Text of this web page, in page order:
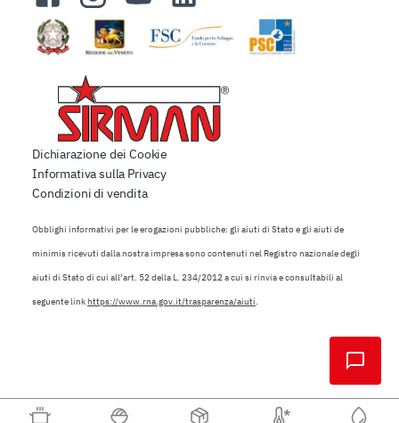
Dichiarazione dei Cookie
Informativa sulla Privacy
Condizioni di vendita
Obblighi informativi per le erogazioni pubbliche: gli aiuti di Stato e gli aiuti de
minimis ricevuti dalla nostra impresa sono contenuti nel Registro nazionale degli
aiuti di Stato di cui all’art. 52 della L. 234/2012 a cui si rinvia e consultabili al
seguente linkhttps://www.rna.gov.it/trasparenza/aiuti